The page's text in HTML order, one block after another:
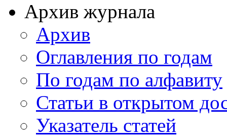
Архив журнала
Архив
Оглавления по годам
По годам по алфавиту
Статьи в открытом
Указатель статей